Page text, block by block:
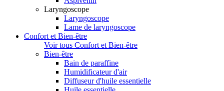
Laryngoscope
Laryngoscope
Lame de laryngoscope
Confort et Bien-être
Voir tous Confort et Bien-être
Bien-être
Bain de paraffine
Humidificateur d'air
Diffuseur d'huile essentielle